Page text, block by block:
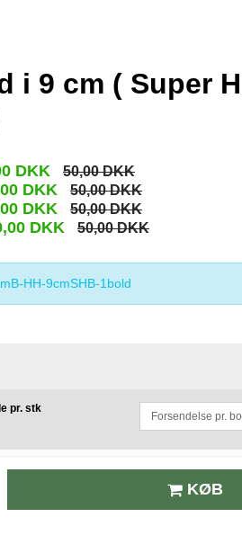
i 9 cm ( Super
DKK 50,00 DKK
DKK 50,00 DKK
DKK 50,00 DKK
DKK 50,00 DKK
HH-9cmSHB-1bold
pr. stk
KØB